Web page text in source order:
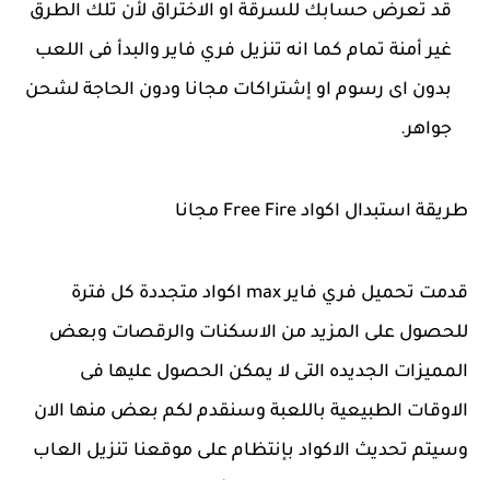
قد تعرض حسابك للسرقة او الاختراق لأن تلك الطرق
غير أمنة تمام كما انه تنزيل فري فاير والبدأ فى اللعب
بدون اى رسوم او إشتراكات مجانا ودون الحاجة لشحن
جواهر.
طريقة استبدال اكواد Free Fire مجانا
قدمت تحميل فري فاير max اكواد متجددة كل فترة
للحصول على المزيد من الاسكنات والرقصات وبعض
المميزات الجديده التى لا يمكن الحصول عليها فى
الاوقات الطبيعية باللعبة وسنقدم لكم بعض منها الان
وسيتم تحديث الاكواد بإنتظام على موقعنا تنزيل العاب